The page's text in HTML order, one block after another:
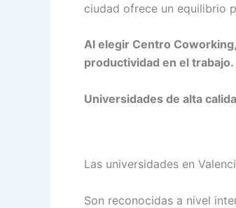
ciudad ofrece un equilibrio
Al elegir Centro
productividad en el trabajo.
Universidades de alta
Las universidades en
Son reconocidas a nivel